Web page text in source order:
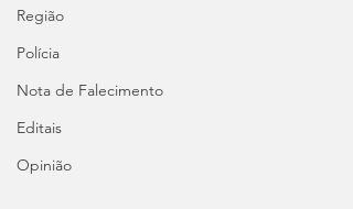
Região
Polícia
Nota de Falecimento
Editais
Opinião